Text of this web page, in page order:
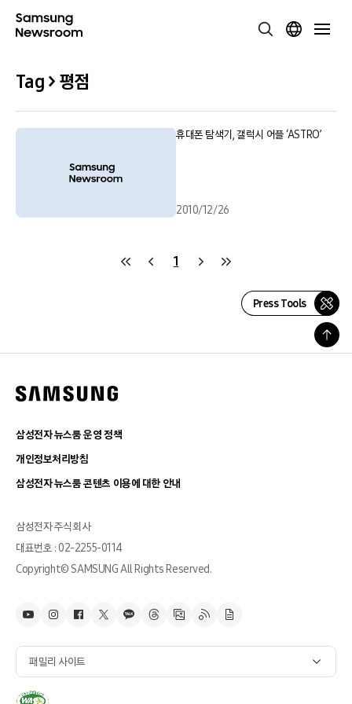
Tag > 평점
휴대폰 탐색기, 갤럭시 어플 ‘ASTRO’
2010/12/26
1
Press Tools
삼성전자 뉴스룸 운영 정책
개인정보처리방침
삼성전자 뉴스룸 콘텐츠 이용에 대한 안내
삼성전자 주식회사
대표번호 : 02-2255-0114
Copyright© SAMSUNG All Rights Reserved.
패밀리 사이트